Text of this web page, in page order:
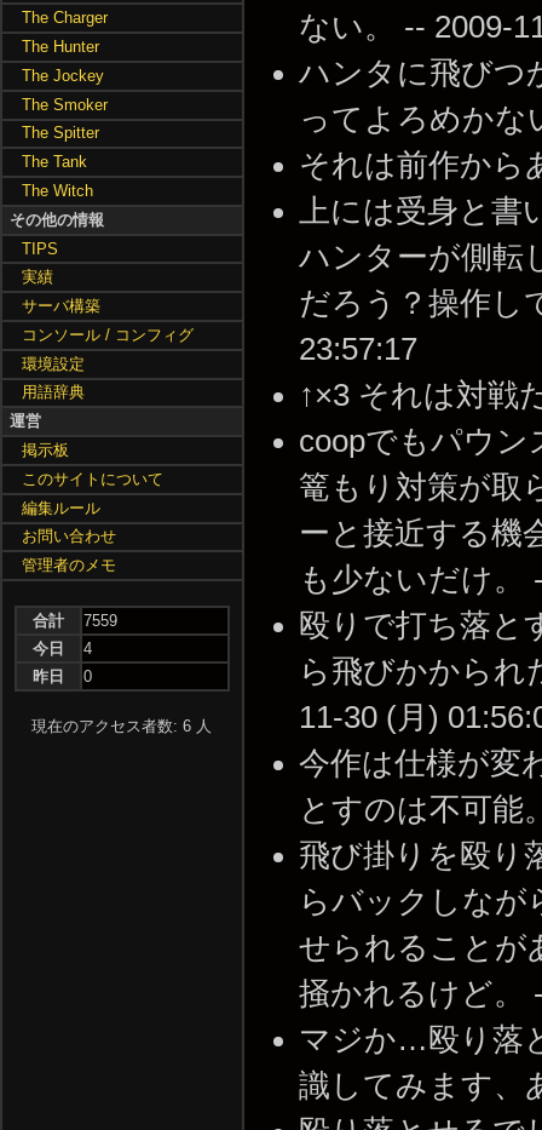
ない。 -- 2009-
ハンタに飛びつ
ってよろめかな
それは前作から
上には受身と
ハンターが側転
だろう？操作し
23:57:17
↑×3 それは対戦
coopでもパウ
篭もり対策が取
ーと接近する機
も少ないだけ。
殴りで打ち落と
ら飛びかかられ
11-30 (月)
今作は仕様が変
とすのは不可能
飛び掛りを殴り
らバックしなが
せられることが
掻かれるけど。
マジか…殴り落
識してみます、
The Charger
The Hunter
The Jockey
The Smoker
The Spitter
The Tank
The Witch
その他の情報
TIPS
実績
サーバ構築
コンソール / コンフィグ
環境設定
用語辞典
運営
掲示板
このサイトについて
編集ルール
お問い合わせ
管理者のメモ
合計
7559
今日
4
昨日
0
現在のアクセス者数: 6 人